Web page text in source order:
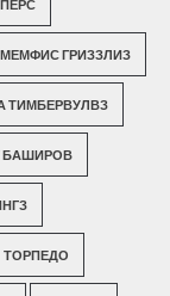
МЕМФИС ГРИЗЗЛИЗ
ТИМБЕРВУЛВЗ
БАШИРОВ
ТОРПЕДО